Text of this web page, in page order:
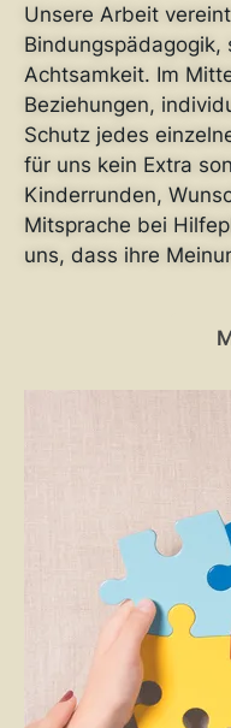
Unsere Arbeit
Bindungspädagogik,
Achtsamkeit. Im
Beziehungen,
Schutz jedes
für uns kein Extra
Kinderrunden,
Mitsprache bei
uns, dass ihre